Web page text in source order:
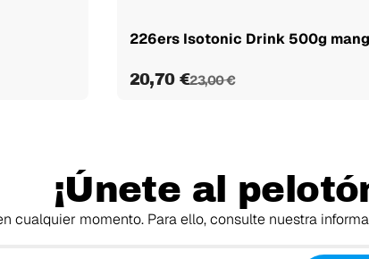
226ers Isotonic Drink 500g
20,70 €23,00 €
¡Únete al
cualquier momento. Para ello, consulte nuestra